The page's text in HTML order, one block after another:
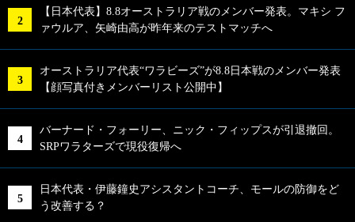
【日本代表】8.8オーストラリア戦のメンバー発表。マキシ フ
ァウルア、矢崎由高が昨年来のテストマッチへ
オーストラリア代表“ワラビーズ”が8.8日本戦のメンバー発表
【顔写真付きメンバーリスト公開中】
バーナード・フォーリー、ニック・フィップスが引退撤回。
SRPワラターズで現役復帰へ
日本代表・伊藤鐘史アシスタントコーチ、モールの防御をど
う改善する？